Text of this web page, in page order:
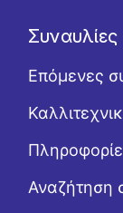
Συναυλίες
Επόμενες
Αναζήτηση